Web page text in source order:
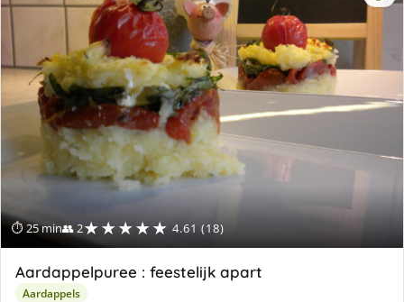
⏱ 25 min👥 2★★★★★ 4.61 (18)
Aardappelpuree : feestelijk apart
Aardappels